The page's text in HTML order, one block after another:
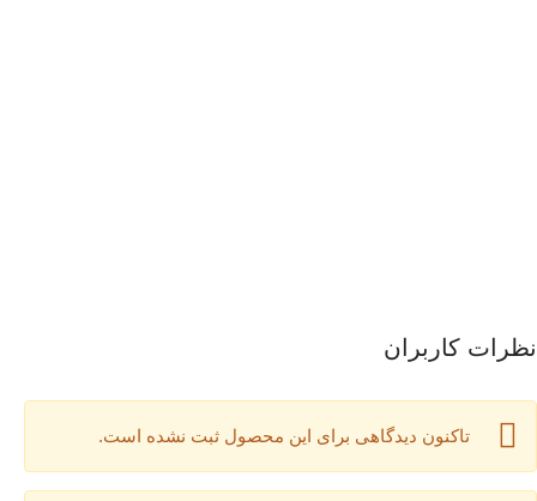
نظرات کاربران
تاکنون دیدگاهی برای این محصول ثبت نشده است.